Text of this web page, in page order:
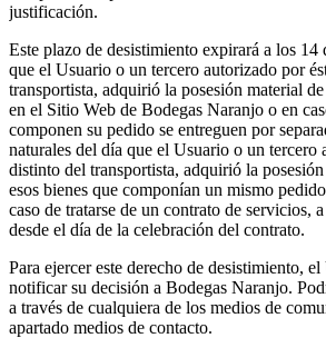
justificación.
Este plazo de desistimiento expirará a los 14
que el Usuario o un tercero autorizado por
transportista, adquirió la posesión material
en el Sitio Web de Bodegas Naranjo o en
componen su pedido se entreguen por
naturales del día que el Usuario o un tercero
distinto del transportista, adquirió la
esos bienes que componían un mismo
caso de tratarse de un contrato de servicios,
desde el día de la celebración del contrato.
Para ejercer este derecho de desistimiento,
notificar su decisión a Bodegas Naranjo.
a través de cualquiera de los medios de
apartado medios de contacto.